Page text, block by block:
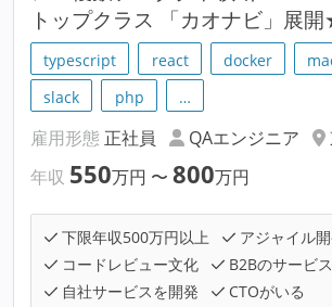
トップクラス 「カオナビ」展
typescript react docker
slack
php …
雇用形態 正社員 QAエンジニア
年収 550万円 〜 800万円
下限年収500万円以上
アジャイル
コードレビュー文化
B2Bのサービ
自社サービスを開発
CTOがいる